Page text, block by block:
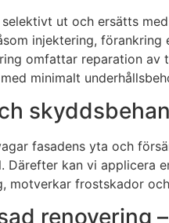
ut och ersätts
injektering,
omfattar reparation
minimalt
fasadens yta och
Därefter kan vi
motverkar frostskador
renovering